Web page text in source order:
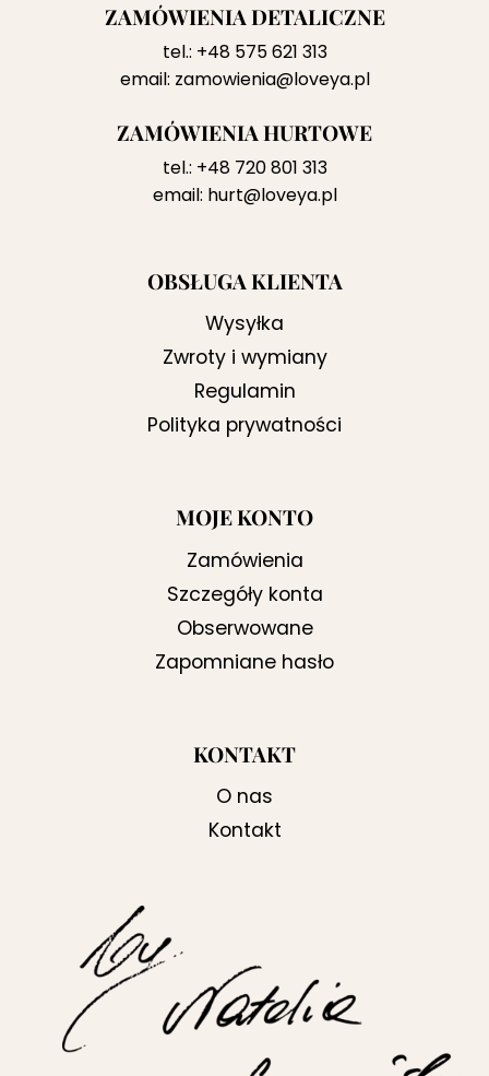
ZAMÓWIENIA DETALICZNE
tel.: +48 575 621 313
email: zamowienia@loveya.pl
ZAMÓWIENIA HURTOWE
tel.: +48 720 801 313
email: hurt@loveya.pl
OBSŁUGA KLIENTA
Wysyłka
Zwroty i wymiany
Regulamin
Polityka prywatności
MOJE KONTO
Zamówienia
Szczegóły konta
Obserwowane
Zapomniane hasło
KONTAKT
O nas
Kontakt